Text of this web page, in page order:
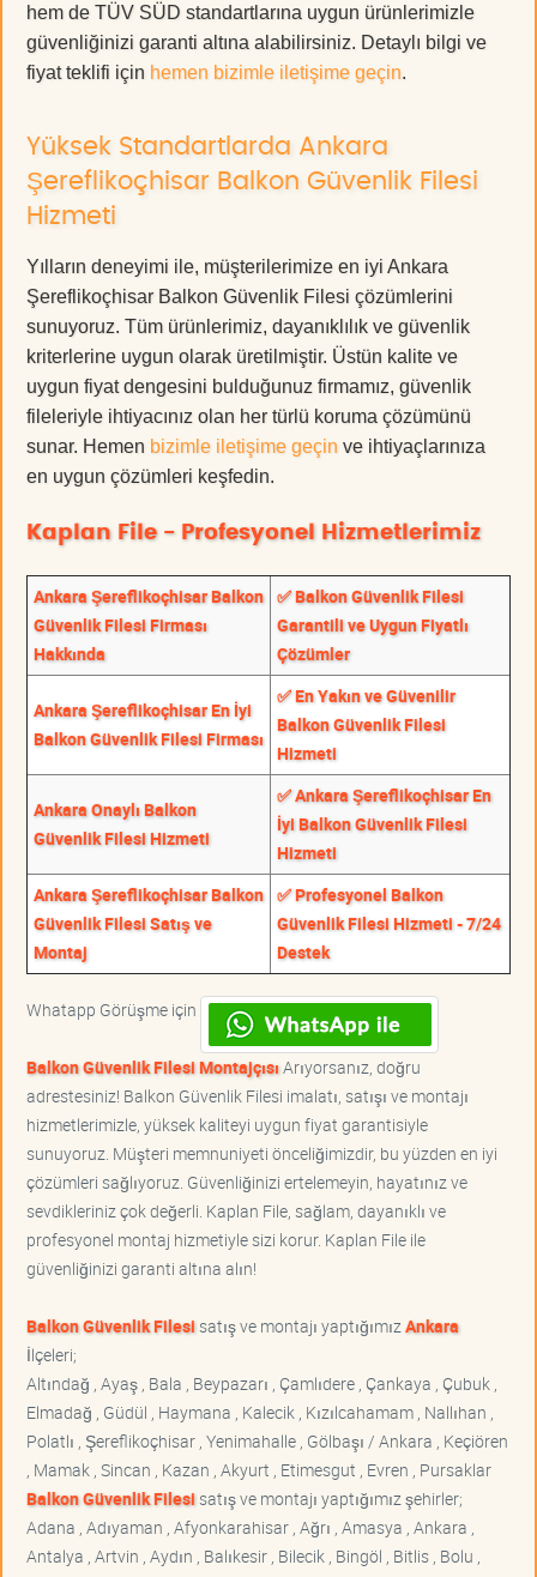
hem de TÜV SÜD standartlarına uygun ürünlerimizle
güvenliğinizi garanti altına alabilirsiniz. Detaylı bilgi ve
fiyat teklifi için hemen bizimle iletişime geçin.
Yüksek Standartlarda Ankara
Şereflikoçhisar Balkon Güvenlik Filesi
Hizmeti
Yılların deneyimi ile, müşterilerimize en iyi Ankara
Şereflikoçhisar Balkon Güvenlik Filesi çözümlerini
sunuyoruz. Tüm ürünlerimiz, dayanıklılık ve güvenlik
kriterlerine uygun olarak üretilmiştir. Üstün kalite ve
uygun fiyat dengesini bulduğunuz firmamız, güvenlik
fileleriyle ihtiyacınız olan her türlü koruma çözümünü
sunar. Hemen bizimle iletişime geçin ve ihtiyaçlarınıza
en uygun çözümleri keşfedin.
Kaplan File - Profesyonel Hizmetlerimiz
Ankara Şereflikoçhisar Balkon
Güvenlik Filesi Firması
Hakkında
✅ Balkon Güvenlik Filesi
Garantili ve Uygun Fiyatlı
Çözümler
Ankara Şereflikoçhisar En İyi
Balkon Güvenlik Filesi Firması
✅ En Yakın ve Güvenilir
Balkon Güvenlik Filesi
Hizmeti
Ankara Onaylı Balkon
Güvenlik Filesi Hizmeti
✅ Ankara Şereflikoçhisar En
İyi Balkon Güvenlik Filesi
Hizmeti
Ankara Şereflikoçhisar Balkon
Güvenlik Filesi Satış ve
Montaj
✅ Profesyonel Balkon
Güvenlik Filesi Hizmeti - 7/24
Destek
Whatapp Görüşme için
Balkon Güvenlik Filesi MontajçısıArıyorsanız, doğru
adrestesiniz! Balkon Güvenlik Filesi imalatı, satışı ve montajı
hizmetlerimizle, yüksek kaliteyi uygun fiyat garantisiyle
sunuyoruz. Müşteri memnuniyeti önceliğimizdir, bu yüzden en iyi
çözümleri sağlıyoruz. Güvenliğinizi ertelemeyin, hayatınız ve
sevdikleriniz çok değerli. Kaplan File, sağlam, dayanıklı ve
profesyonel montaj hizmetiyle sizi korur. Kaplan File ile
güvenliğinizi garanti altına alın!
Balkon Güvenlik Filesisatış ve montajı yaptığımız Ankara
İlçeleri;
Altındağ , Ayaş , Bala , Beypazarı , Çamlıdere , Çankaya , Çubuk ,
Elmadağ , Güdül , Haymana , Kalecik , Kızılcahamam , Nallıhan ,
Polatlı , Şereflikoçhisar , Yenimahalle , Gölbaşı / Ankara , Keçiören
, Mamak , Sincan , Kazan , Akyurt , Etimesgut , Evren , Pursaklar
Balkon Güvenlik Filesisatış ve montajı yaptığımız şehirler;
Adana , Adıyaman , Afyonkarahisar , Ağrı , Amasya , Ankara ,
Antalya , Artvin , Aydın , Balıkesir , Bilecik , Bingöl , Bitlis , Bolu ,